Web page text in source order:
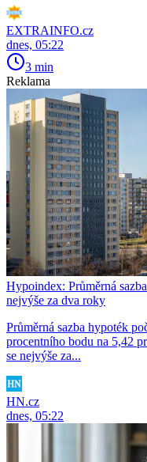
EXTRAINFO.cz
dnes, 05:22
3 min
Reklama
Hypoindex: Průměrná
nejvýše za dva roky
Průměrná sazba hypoték
procentního bodu na 5,42
se nejvýše za...
HN.cz
dnes, 05:22